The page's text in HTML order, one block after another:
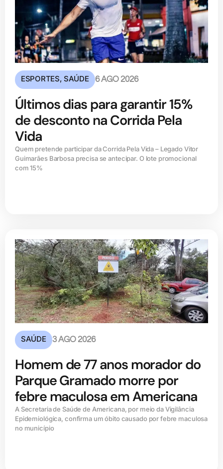
ESPORTES,SAÚDE 6 AGO 2026
Últimos dias para garantir 15%
de desconto na Corrida Pela
Vida
Quem pretende participar da Corrida Pela Vida – Legado Vitor
Guimarães Barbosa precisa se antecipar. O lote promocional
com 15%
SAÚDE 3 AGO 2026
Homem de 77 anos morador do
Parque Gramado morre por
febre maculosa em Americana
A Secretaria de Saúde de Americana, por meio da Vigilância
Epidemiológica, confirma um óbito causado por febre maculosa
no município